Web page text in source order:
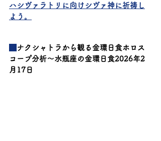
ハシヴァラトリに向けシヴァ神に祈祷し
よう。
ナクシャトラから観る金環日食ホロス
コープ分析～水瓶座の金環日食2026年2
月17日